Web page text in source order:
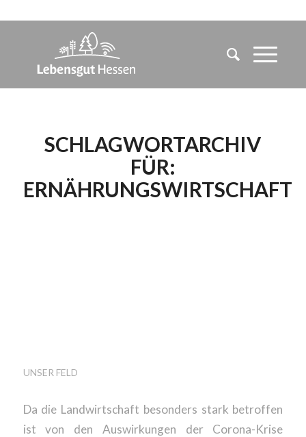
SCHLAGWORTARCHIV
FÜR:
ERNÄHRUNGSWIRTSCHAFT
UNSER FELD
Da die Landwirtschaft besonders stark betroffen
ist von den Auswirkungen der Corona-Krise